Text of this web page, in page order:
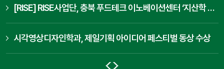
예비창업자, 지역 기업 재직자 등의 환경경영 분야 전문성 강화와
과정에 참여했다. 교육은 환경경영시스템 국제표준인 ISO 14001과
[RISE] RISE사업단, 충북 푸드테크 이노베이션센터 ‘지산학 협의체 간담회’ 개최
시각영상디자인학과, 제일기획 아이디어 페스티벌 동상 수상